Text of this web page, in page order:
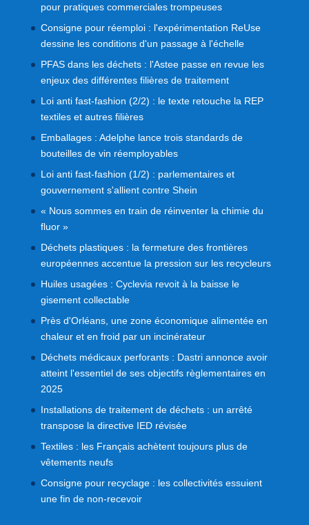
pour pratiques commerciales trompeuses
Consigne pour réemploi : l'expérimentation ReUse
dessine les conditions d'un passage à l'échelle
PFAS dans les déchets : l'Astee passe en revue les
enjeux des différentes filières de traitement
Loi anti fast-fashion (2/2) : le texte retouche la REP
textiles et autres filières
Emballages : Adelphe lance trois standards de
bouteilles de vin réemployables
Loi anti fast-fashion (1/2) : parlementaires et
gouvernement s'allient contre Shein
« Nous sommes en train de réinventer la chimie du
fluor »
Déchets plastiques : la fermeture des frontières
européennes accentue la pression sur les recycleurs
Huiles usagées : Cyclevia revoit à la baisse le
gisement collectable
Près d'Orléans, une zone économique alimentée en
chaleur et en froid par un incinérateur
Déchets médicaux perforants : Dastri annonce avoir
atteint l'essentiel de ses objectifs règlementaires en
2025
Installations de traitement de déchets : un arrêté
transpose la directive IED révisée
Textiles : les Français achètent toujours plus de
vêtements neufs
Consigne pour recyclage : les collectivités essuient
une fin de non-recevoir